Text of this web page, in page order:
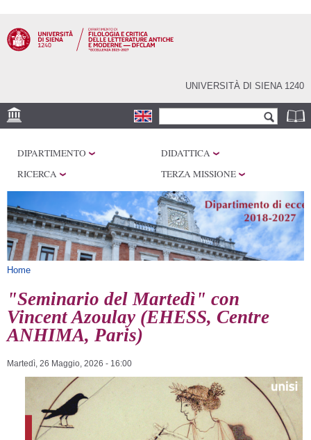
contenuto
principale
UNIVERSITÀ DI SIENA 1240
Form di ricerca
CENTRI DI RICERCA
BIBLIOTECHE E
ARCHIVI
SERVIZI
DIPARTIMENTO
DIDATTICA
RICERCA
TERZA MISSIONE
Tu sei qui
Home
"Seminario del Martedì" con
Vincent Azoulay (EHESS, Centre
ANHIMA, Paris)
Martedì, 26 Maggio, 2026 - 16:00